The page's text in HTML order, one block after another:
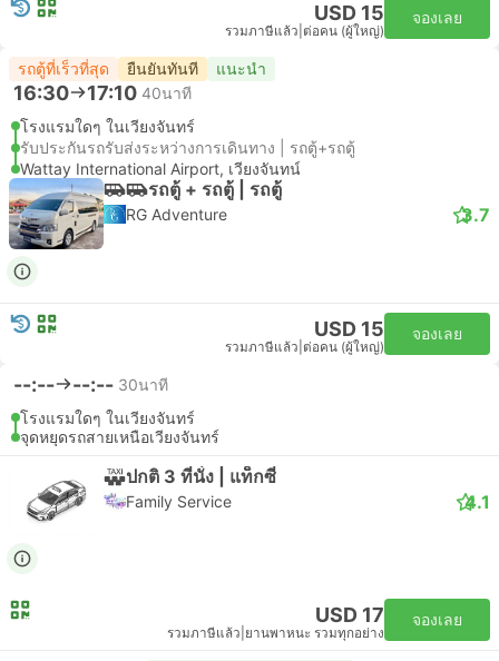
USD 15
รวมภาษีแล้ว ต่อคน (ผู้ใหญ่)
จองเลย
รถตู้ที่เร็วที่สุด ยืนยันทันที แนะนำ
16:30 17:10 40นาที
โรงแรมใดๆ ในเวียงจันทร์
รับประกันรถรับส่งระหว่างการเดินทาง | รถตู้+รถตู้
Wattay International Airport, เวียงจันทน์
รถตู้ + รถตู้ | รถตู้
RG Adventure 3.7
USD 15
รวมภาษีแล้ว ต่อคน (ผู้ใหญ่)
จองเลย
--:-- --:-- 30นาที
โรงแรมใดๆ ในเวียงจันทร์
จุดหยุดรถสายเหนือเวียงจันทร์
ปกติ 3 ที่นั่ง | แท็กซี่
Family Service 4.1
USD 17
รวมภาษีแล้ว ยานพาหนะ รวมทุกอย่าง
จองเลย